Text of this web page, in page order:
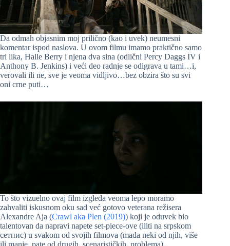
Da odmah objasnim moj prilično (kao i uvek) neumesni
komentar ispod naslova. U ovom filmu imamo praktično samo
tri lika, Halle Berry i njena dva sina (odlični Percy Daggs IV i
Anthony B. Jenkins) i veći deo radnje se odigrava u tami…i,
verovali ili ne, sve je veoma vidljivo…bez obzira što su svi
oni crne puti…
To što vizuelno ovaj film izgleda veoma lepo moramo
zahvaliti iskusnom oku sad već gotovo veterana režisera
Alexandre Aja (Crawl aka Plen (2019)) koji je oduvek bio
talentovan da napravi napete set-piece-ove (iliti na srpskom
сетпис) u svakom od svojih filmova (mada neki od njih, više
ili manje, pate od drugih, scenarističkih, problema).